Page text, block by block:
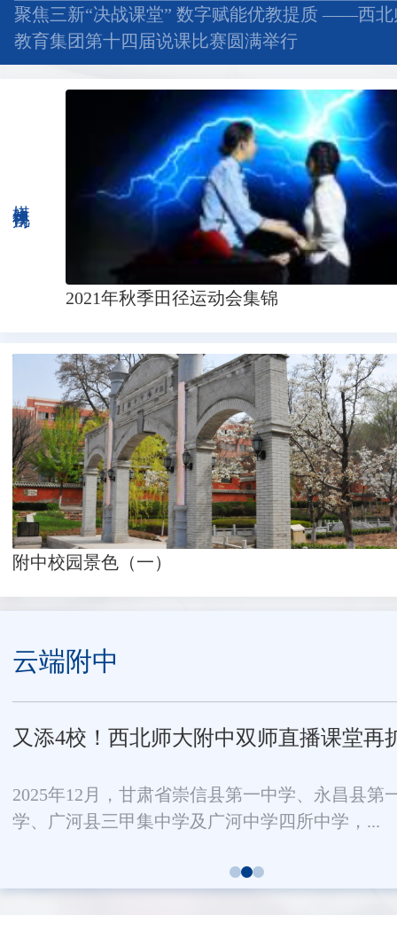
聚焦三新“决战课堂” 数字赋能优教提质 ——西北
教育集团第十四届说课比赛圆满举行
2021年秋季田径运动会集锦
附中校园景色（一）
云端附中
又添4校！西北师大附中双师直播课堂再
2025年12月，甘肃省崇信县第一中学、永昌县第
学、广河县三甲集中学及广河中学四所中学，...